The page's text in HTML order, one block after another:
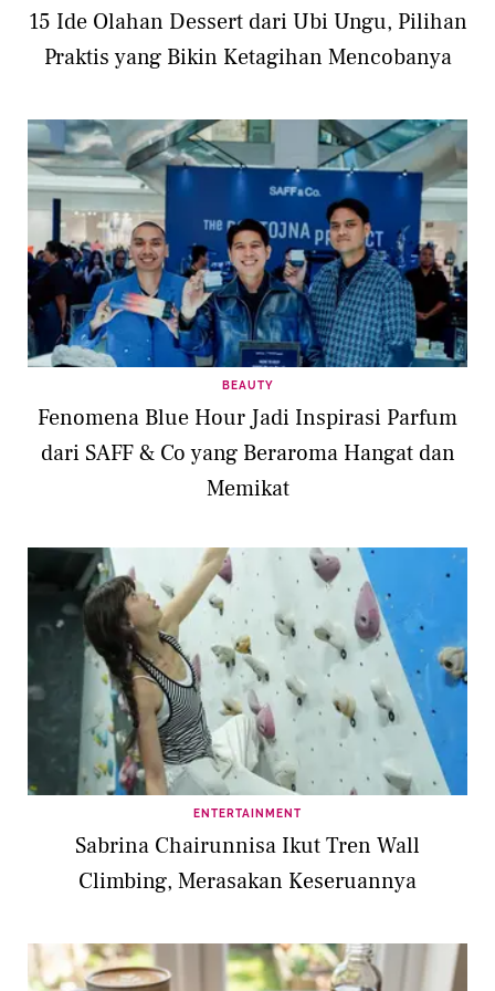
15 Ide Olahan Dessert dari Ubi Ungu, Pilihan
Praktis yang Bikin Ketagihan Mencobanya
BEAUTY
Fenomena Blue Hour Jadi Inspirasi Parfum
dari SAFF & Co yang Beraroma Hangat dan
Memikat
ENTERTAINMENT
Sabrina Chairunnisa Ikut Tren Wall
Climbing, Merasakan Keseruannya